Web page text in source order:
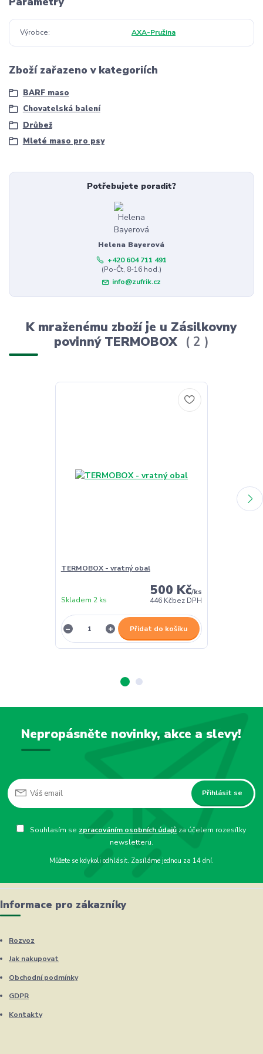
Výrobce AXA-Pružina
Zboží zařazeno v kategoriích
BARF maso
Chovatelská balení
Drůbež
Mleté maso pro psy
Potřebujete poradit?
Helena Bayerová
+420 604 711 491
(Po-Čt, 8-16 hod.)
info@zufrik.cz
K mraženému zboží je u Zásilkovny
povinný TERMOBOX
2
TERMOBOX - vratný obal
500 Kč/ks
446 Kčbez DPH
Skladem 2 ks
Přidat do košíku
Nepropásněte novinky, akce a slevy!
Přihlásit se
Souhlasím se zpracováním osobních údajů za účelem rozesílky
newsletteru.
Můžete se kdykoli odhlásit. Zasíláme jednou za 14 dní.
Informace pro zákazníky
Rozvoz
Jak nakupovat
Obchodní podmínky
GDPR
Kontakty